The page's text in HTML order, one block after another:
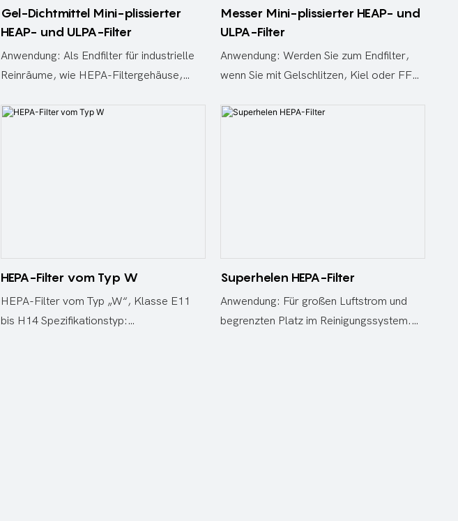
Gel-Dichtmittel Mini-plissierter
HEAP- und ULPA-Filter
Anwendung: Als Endfilter für industrielle
Reinräume, wie HEPA-Filtergehäuse,
Luftreinigungsgeräte usw. Vorteile
Messer Mini-plissierter HEAP- und
ULPA-Filter
Anwendung: Werden Sie zum Endfilter,
wenn Sie mit Gelschlitzen, Kiel oder FFU
Falten/Fuß, 20 % höher als normales
HEPA-Filter vom Typ W
HEPA-Filter vom Typ „W“, Klasse E11
bis H14 Spezifikationstyp:
Superhelen HEPA-Filter
Anwendung: Für großen Luftstrom und
begrenzten Platz im Reinigungssystem.